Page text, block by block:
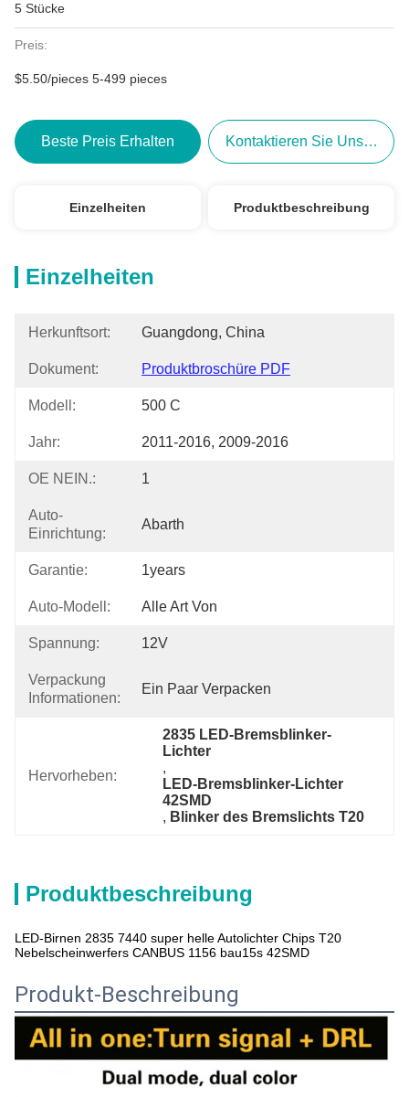
5 Stücke
Preis:
$5.50/pieces 5-499 pieces
Beste Preis Erhalten Kontaktieren Sie Uns Jetzt
Einzelheiten Produktbeschreibung
Einzelheiten
Herkunftsort: Guangdong, China
Dokument: Produktbroschüre PDF
Modell: 500 C
Jahr: 2011-2016, 2009-2016
OE NEIN.: 1
Auto-
Einrichtung:
Abarth
Garantie: 1years
Auto-Modell: Alle Art Von
Spannung: 12V
Verpackung
Informationen:
Ein Paar Verpacken
Hervorheben:
2835 LED-Bremsblinker-
Lichter
,
LED-Bremsblinker-Lichter
42SMD
, Blinker des Bremslichts T20
Produktbeschreibung
LED-Birnen 2835 7440 super helle Autolichter Chips T20
Nebelscheinwerfers CANBUS 1156 bau15s 42SMD
Produkt-Beschreibung